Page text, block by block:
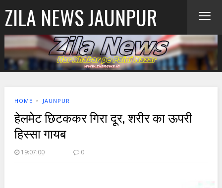
ZILA NEWS JAUNPUR ≡
HOME ‣ JAUNPUR
हेलमेट छिटककर गिरा दूर, शरीर का ऊपरी
हिस्सा गायब
19:07:00 0